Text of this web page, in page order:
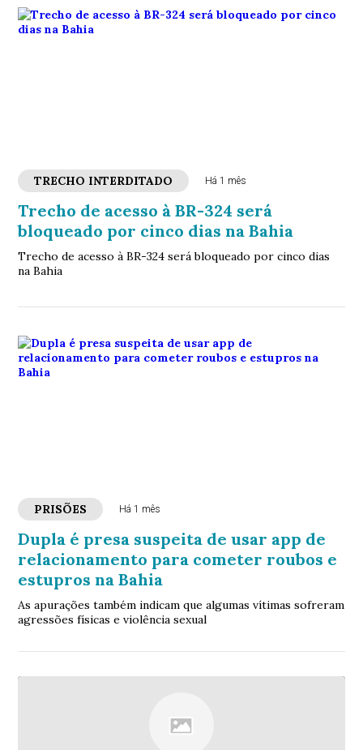
TRECHO INTERDITADO Há 1 mês
Trecho de acesso à BR-324 será
bloqueado por cinco dias na Bahia
Trecho de acesso à BR-324 será bloqueado por cinco dias
na Bahia
PRISÕES Há 1 mês
Dupla é presa suspeita de usar app de
relacionamento para cometer roubos e
estupros na Bahia
As apurações também indicam que algumas vítimas sofreram
agressões físicas e violência sexual